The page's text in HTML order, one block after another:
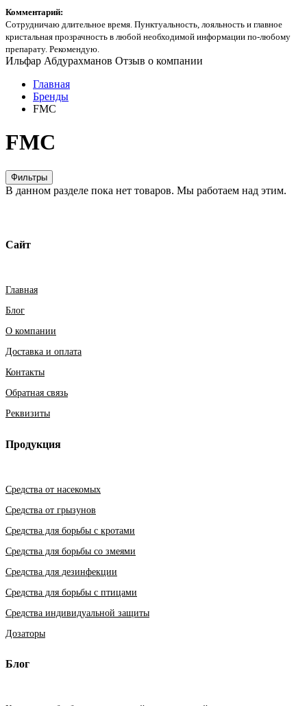
Комментарий:
Сотрудничаю длительное время. Пунктуальность, лояльность и главное
кристальная прозрачность в любой необходимой информации по-любому
препарату. Рекомендую.
Ильфар Абдурахманов Отзыв о компании
Главная
Бренды
FMC
FMC
Фильтры
В данном разделе пока нет товаров. Мы работаем над этим.
Сайт
Главная
Блог
О компании
Доставка и оплата
Контакты
Обратная связь
Реквизиты
Продукция
Средства от насекомых
Средства от грызунов
Средства для борьбы с кротами
Средства для борьбы со змеями
Средства для дезинфекции
Средства для борьбы с птицами
Средства индивидуальной защиты
Дозаторы
Блог